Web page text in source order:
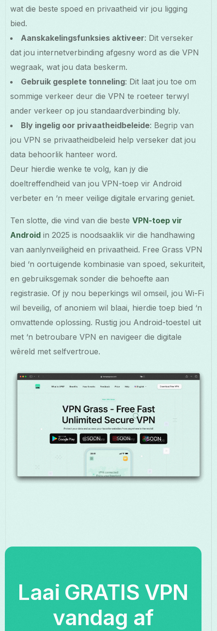
wat die beste spoed en privaatheid vir jou ligging
bied.
Aanskakelingsfunksies aktiveer: Dit verseker
dat jou internetverbinding afgesny word as die VPN
wegraak, wat jou data beskerm.
Gebruik gesplete tonneling: Dit laat jou toe om
sommige verkeer deur die VPN te roeteer terwyl
ander verkeer op jou standaardverbinding bly.
Bly ingelig oor privaatheidbeleide: Begrip van
jou VPN se privaatheidbeleid help verseker dat jou
data behoorlik hanteer word.
Deur hierdie wenke te volg, kan jy die
doeltreffendheid van jou VPN-toep vir Android
verbeter en ‘n meer veilige digitale ervaring geniet.
Ten slotte, die vind van die besteVPN-toep vir
Android in 2025 is noodsaaklik vir die handhawing
van aanlynveiligheid en privaatheid. Free Grass VPN
bied ‘n oortuigende kombinasie van spoed, sekuriteit,
en gebruiksgemak sonder die behoefte aan
registrasie. Of jy nou beperkings wil omseil, jou Wi-Fi
wil beveilig, of anoniem wil blaai, hierdie toep bied ‘n
omvattende oplossing. Rustig jou Android-toestel uit
met ‘n betroubare VPN en navigeer die digitale
wêreld met selfvertroue.
Laai GRATIS VPN
vandag af